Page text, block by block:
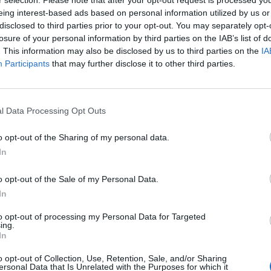
interest-based ads based on personal information utilized by us
to third parties prior to your opt-out. You may separately
of your personal information by third parties on the IAB’s list of
This information may also be disclosed by us to third parties on the
Participants that may further disclose it to other third parties.
Data Processing Opt Outs
opt-out of the Sharing of my personal data.
opt-out of the Sale of my Personal Data.
opt-out of processing my Personal Data for Targeted
opt-out of Collection, Use, Retention, Sale, and/or Sharing
Data that Is Unrelated with the Purposes for which it
kilátásokkal kapcsolatos bizonytalanság egyelőre
a kibocsátások összértéke a válság előtti
Financial Times. A növekedést főként az európai
évi kötvénykibocsátások összértéke globális szinten elérte
jelent a megelőző év azonos időszakához képest.
láttunk a Dealogic adatai szerint. A BNP Paribas...
tartalmazza:
cikkarchívum